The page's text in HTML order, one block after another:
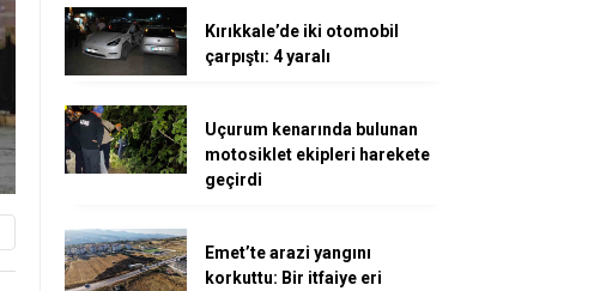
Kırıkkale’de iki otomobil
çarpıştı: 4 yaralı
Uçurum kenarında bulunan
motosiklet ekipleri harekete
geçirdi
Emet’te arazi yangını
korkuttu: Bir itfaiye eri